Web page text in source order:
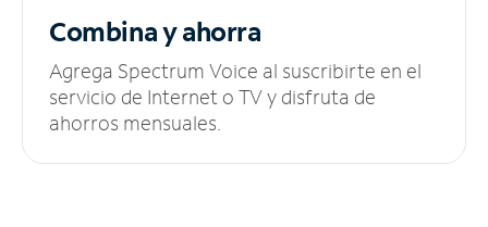
Combina y ahorra
Agrega Spectrum Voice al suscribirte en el
servicio de Internet o TV y disfruta de
ahorros mensuales.